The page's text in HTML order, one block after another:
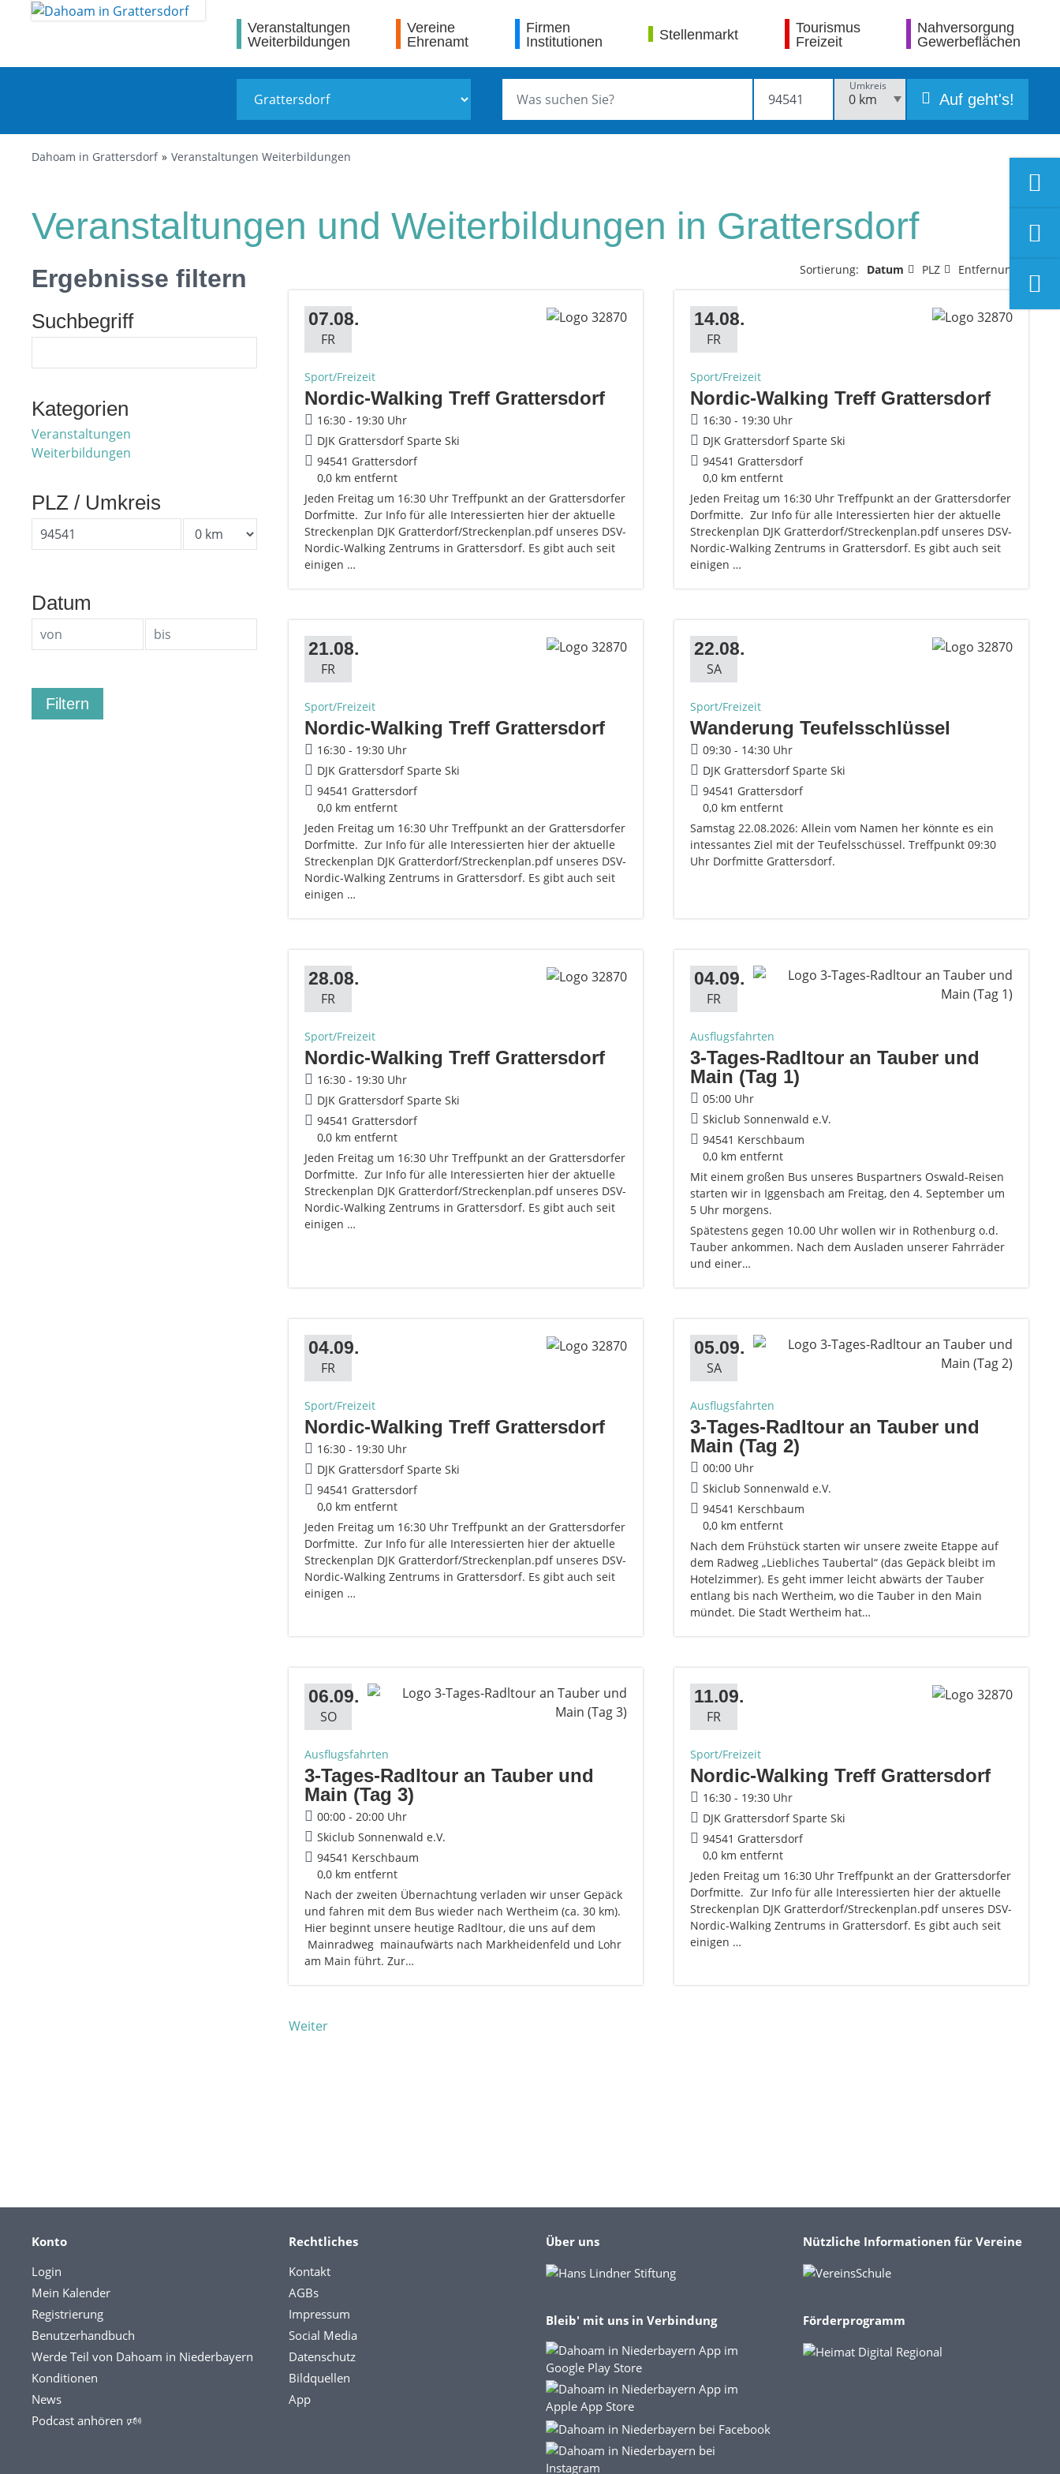
Veranstaltungen
Weiterbildungen
Vereine
Ehrenamt
Firmen
Institutionen
Stellenmarkt
Tourismus
Freizeit
Nahversorgung
Gewerbeflächen
Umkreis
Auf geht's!
Dahoam in Grattersdorf Veranstaltungen Weiterbildungen
Veranstaltungen und Weiterbildungen in Grattersdorf
Ergebnisse filtern
Suchbegriff
Kategorien
Veranstaltungen
Weiterbildungen
PLZ / Umkreis
Datum
Sortierung: Datum PLZ Entfernung
07.08.
FR
Sport/Freizeit
Nordic-Walking Treff Grattersdorf
16:30 - 19:30 Uhr
DJK Grattersdorf Sparte Ski
94541 Grattersdorf
0,0 km entfernt
Jeden Freitag um 16:30 Uhr Treffpunkt an der Grattersdorfer
Dorfmitte. Zur Info für alle Interessierten hier der aktuelle
Streckenplan DJK Gratterdorf/Streckenplan.pdf unseres DSV-
Nordic-Walking Zentrums in Grattersdorf. Es gibt auch seit
einigen …
14.08.
FR
Sport/Freizeit
Nordic-Walking Treff Grattersdorf
16:30 - 19:30 Uhr
DJK Grattersdorf Sparte Ski
94541 Grattersdorf
0,0 km entfernt
Jeden Freitag um 16:30 Uhr Treffpunkt an der Grattersdorfer
Dorfmitte. Zur Info für alle Interessierten hier der aktuelle
Streckenplan DJK Gratterdorf/Streckenplan.pdf unseres DSV-
Nordic-Walking Zentrums in Grattersdorf. Es gibt auch seit
einigen …
21.08.
FR
Sport/Freizeit
Nordic-Walking Treff Grattersdorf
16:30 - 19:30 Uhr
DJK Grattersdorf Sparte Ski
94541 Grattersdorf
0,0 km entfernt
Jeden Freitag um 16:30 Uhr Treffpunkt an der Grattersdorfer
Dorfmitte. Zur Info für alle Interessierten hier der aktuelle
Streckenplan DJK Gratterdorf/Streckenplan.pdf unseres DSV-
Nordic-Walking Zentrums in Grattersdorf. Es gibt auch seit
einigen …
22.08.
SA
Sport/Freizeit
Wanderung Teufelsschlüssel
09:30 - 14:30 Uhr
DJK Grattersdorf Sparte Ski
94541 Grattersdorf
0,0 km entfernt
Samstag 22.08.2026: Allein vom Namen her könnte es ein
intessantes Ziel mit der Teufelsschüssel. Treffpunkt 09:30
Uhr Dorfmitte Grattersdorf.
28.08.
FR
Sport/Freizeit
Nordic-Walking Treff Grattersdorf
16:30 - 19:30 Uhr
DJK Grattersdorf Sparte Ski
94541 Grattersdorf
0,0 km entfernt
Jeden Freitag um 16:30 Uhr Treffpunkt an der Grattersdorfer
Dorfmitte. Zur Info für alle Interessierten hier der aktuelle
Streckenplan DJK Gratterdorf/Streckenplan.pdf unseres DSV-
Nordic-Walking Zentrums in Grattersdorf. Es gibt auch seit
einigen …
04.09.
FR
Ausflugsfahrten
3-Tages-Radltour an Tauber und
Main (Tag 1)
05:00 Uhr
Skiclub Sonnenwald e.V.
94541 Kerschbaum
0,0 km entfernt
Mit einem großen Bus unseres Buspartners Oswald-Reisen
starten wir in Iggensbach am Freitag, den 4. September um
5 Uhr morgens.
Spätestens gegen 10.00 Uhr wollen wir in Rothenburg o.d.
Tauber ankommen. Nach dem Ausladen unserer Fahrräder
und einer…
04.09.
FR
Sport/Freizeit
Nordic-Walking Treff Grattersdorf
16:30 - 19:30 Uhr
DJK Grattersdorf Sparte Ski
94541 Grattersdorf
0,0 km entfernt
Jeden Freitag um 16:30 Uhr Treffpunkt an der Grattersdorfer
Dorfmitte. Zur Info für alle Interessierten hier der aktuelle
Streckenplan DJK Gratterdorf/Streckenplan.pdf unseres DSV-
Nordic-Walking Zentrums in Grattersdorf. Es gibt auch seit
einigen …
05.09.
SA
Ausflugsfahrten
3-Tages-Radltour an Tauber und
Main (Tag 2)
00:00 Uhr
Skiclub Sonnenwald e.V.
94541 Kerschbaum
0,0 km entfernt
Nach dem Frühstück starten wir unsere zweite Etappe auf
dem Radweg „Liebliches Taubertal“ (das Gepäck bleibt im
Hotelzimmer). Es geht immer leicht abwärts der Tauber
entlang bis nach Wertheim, wo die Tauber in den Main
mündet. Die Stadt Wertheim hat…
06.09.
SO
Ausflugsfahrten
3-Tages-Radltour an Tauber und
Main (Tag 3)
00:00 - 20:00 Uhr
Skiclub Sonnenwald e.V.
94541 Kerschbaum
0,0 km entfernt
Nach der zweiten Übernachtung verladen wir unser Gepäck
und fahren mit dem Bus wieder nach Wertheim (ca. 30 km).
Hier beginnt unsere heutige Radltour, die uns auf dem
Mainradweg mainaufwärts nach Markheidenfeld und Lohr
am Main führt. Zur…
11.09.
FR
Sport/Freizeit
Nordic-Walking Treff Grattersdorf
16:30 - 19:30 Uhr
DJK Grattersdorf Sparte Ski
94541 Grattersdorf
0,0 km entfernt
Jeden Freitag um 16:30 Uhr Treffpunkt an der Grattersdorfer
Dorfmitte. Zur Info für alle Interessierten hier der aktuelle
Streckenplan DJK Gratterdorf/Streckenplan.pdf unseres DSV-
Nordic-Walking Zentrums in Grattersdorf. Es gibt auch seit
einigen …
Weiter
Konto
Login
Mein Kalender
Registrierung
Benutzerhandbuch
Werde Teil von Dahoam in Niederbayern
Konditionen
News
Podcast anhören 🕬
Rechtliches
Kontakt
AGBs
Impressum
Social Media
Datenschutz
Bildquellen
App
Über uns
Bleib' mit uns in Verbindung
Nützliche Informationen für Vereine
Förderprogramm